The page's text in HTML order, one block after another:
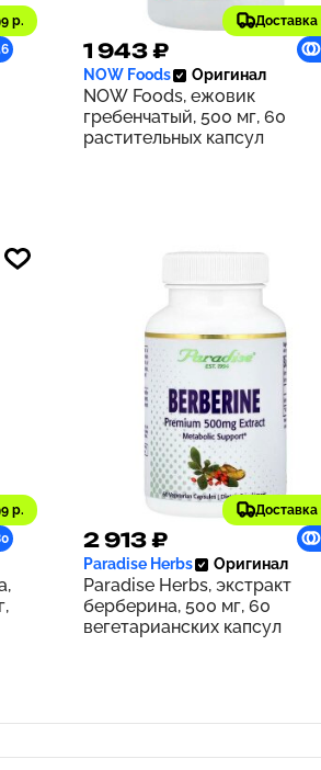
р. Доставка
1 943 ₽
NOW Foods Оригинал
NOW Foods, ежовик
гребенчатый, 500 мг, 60
растительных капсул
р. Доставка
2 913 ₽
Paradise Herbs Оригинал
Paradise Herbs, экстракт
берберина, 500 мг, 60
вегетарианских капсул